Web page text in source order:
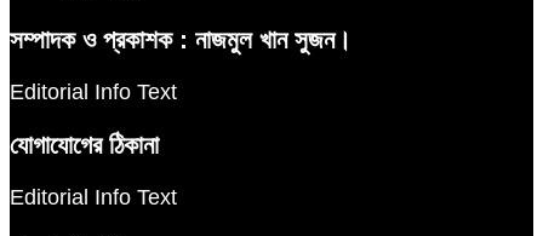
সম্পাদক ও প্রকাশক : নাজমুল খান সুজন।
Editorial Info Text
যোগাযোগের ঠিকানা
Editorial Info Text